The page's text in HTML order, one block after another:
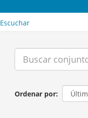
n
tEscuchar
Ordenar por